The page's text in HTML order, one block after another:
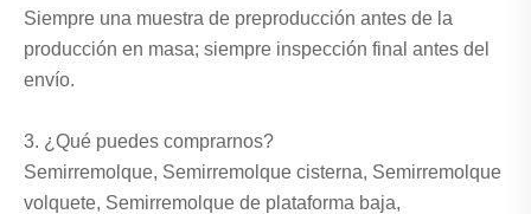
Siempre una muestra de preproducción antes de la
producción en masa; siempre inspección final antes del
envío.
3. ¿Qué puedes comprarnos?
Semirremolque, Semirremolque cisterna, Semirremolque
volquete, Semirremolque de plataforma baja,